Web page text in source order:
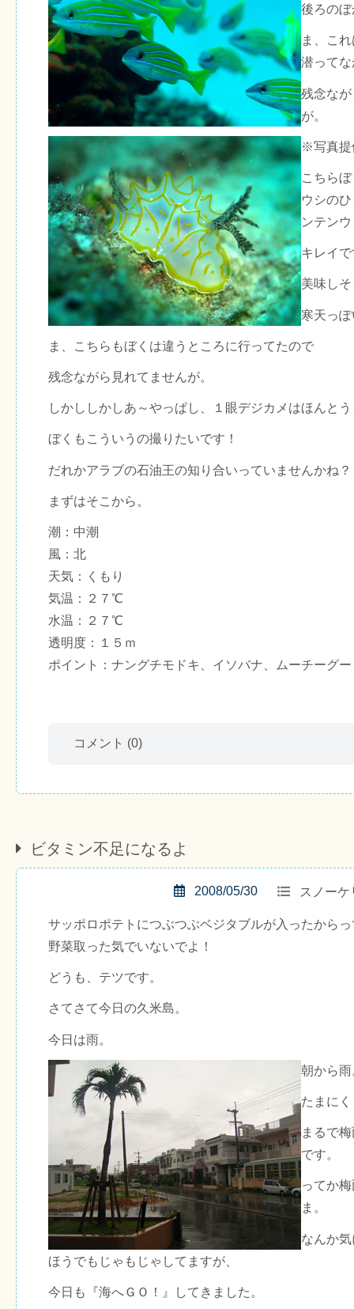
後ろの
ま、こ
潜って
残念な
が。
※写真
こちら
ウシの
ンテン
キレイ
美味し
寒天っ
ま、こちらもぼくは違うところに行ってたので
残念ながら見れてませんが。
しかししかしあ～やっぱし、１眼デジカメはほんと
ぼくもこういうの撮りたいです！
だれかアラブの石油王の知り合いっていませんかね？
まずはそこから。
潮：中潮
風：北
天気：くもり
気温：２７℃
水温：２７℃
透明度：１５ｍ
ポイント：ナングチモドキ、イソバナ、ムーチーグー
コメント (0)
ビタミン不足になるよ
スノーケ
2008/05/30
サッポロポテトにつぶつぶベジタブルが入ったからっ
野菜取った気でいないでよ！
どうも、テツです。
さてさて今日の久米島。
今日は雨。
朝から雨
たまに
まるで
です。
ってか
ま。
なんか
ほうでもじゃもじゃしてますが、
今日も『海へＧＯ！』してきました。